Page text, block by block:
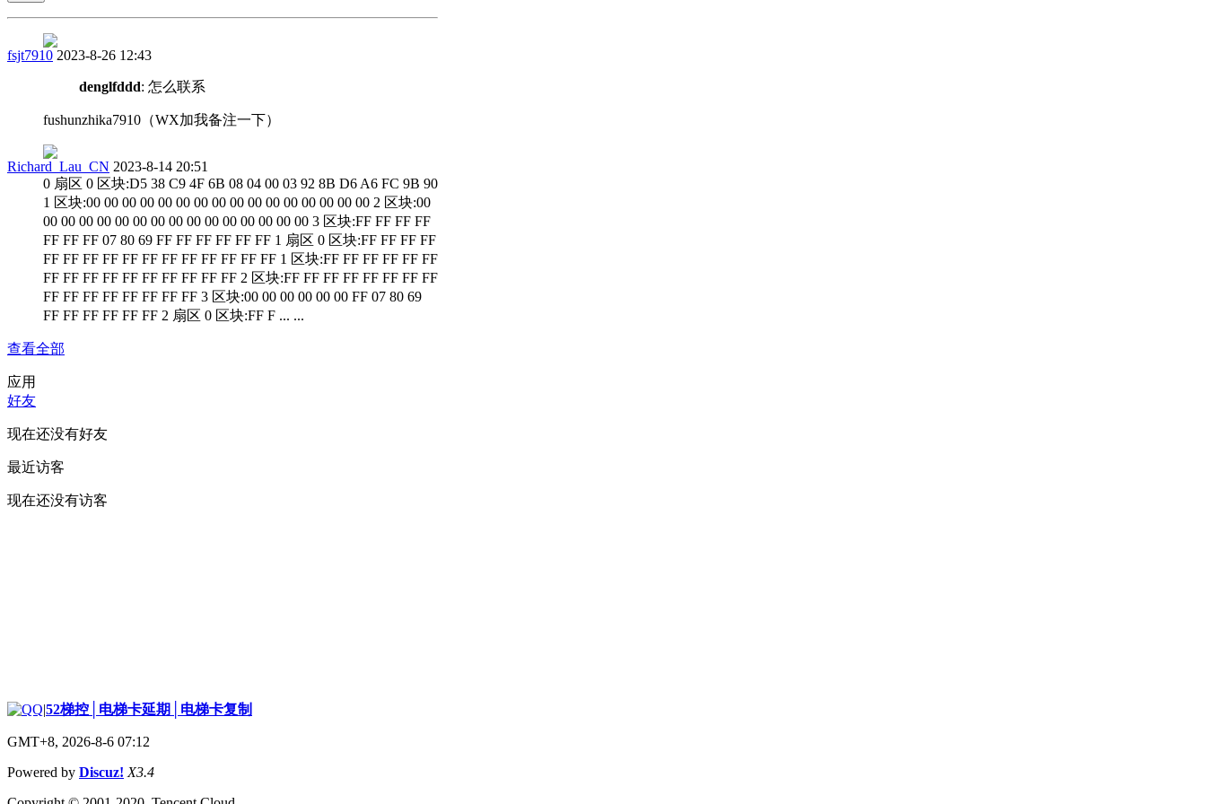
fsjt7910 2023-8-26 12:43
denglfddd: 怎么联系
fushunzhika7910（WX加我备注一下）
Richard_Lau_CN 2023-8-14 20:51
0 扇区 0 区块:D5 38 C9 4F 6B 08 04 00 03 92 8B D6 A6 FC 9B 90
1 区块:00 00 00 00 00 00 00 00 00 00 00 00 00 00 00 00 2 区块:00
00 00 00 00 00 00 00 00 00 00 00 00 00 00 00 3 区块:FF FF FF FF
FF FF FF 07 80 69 FF FF FF FF FF FF 1 扇区 0 区块:FF FF FF FF
FF FF FF FF FF FF FF FF FF FF FF FF 1 区块:FF FF FF FF FF FF
FF FF FF FF FF FF FF FF FF FF 2 区块:FF FF FF FF FF FF FF FF
FF FF FF FF FF FF FF FF 3 区块:00 00 00 00 00 00 FF 07 80 69
FF FF FF FF FF FF 2 扇区 0 区块:FF F ... ...
查看全部
应用
好友
现在还没有好友
最近访客
现在还没有访客
|52梯控│电梯卡延期│电梯卡复制
GMT+8, 2026-8-6 07:12
Powered by Discuz! X3.4